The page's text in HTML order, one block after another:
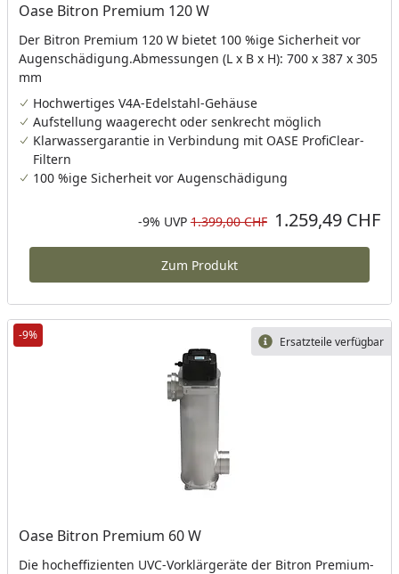
Oase Bitron Premium 120 W
Der Bitron Premium 120 W bietet 100 %ige Sicherheit vor
Augenschädigung.Abmessungen (L x B x H): 700 x 387 x 305
mm
Hochwertiges V4A-Edelstahl-Gehäuse
Aufstellung waagerecht oder senkrecht möglich
Klarwassergarantie in Verbindung mit OASE ProfiClear-
Filtern
100 %ige Sicherheit vor Augenschädigung
Rabatt in Prozent
-9%
Ursprünglicher Preis
UVP 1.399,00 CHF
Aktueller Preis 1.259,49 CHF
Zum Produkt
-9% Ersatzteile verfügbar
Oase Bitron Premium 60 W
Die hocheffizienten UVC-Vorklärgeräte der Bitron Premium-